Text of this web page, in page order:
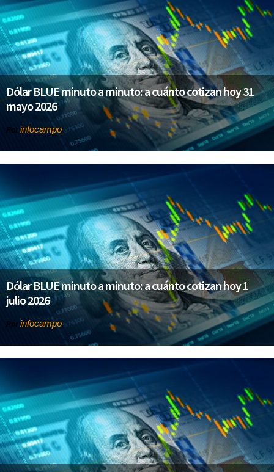
Dólar BLUE minuto a minuto: a cuánto cotizan hoy 31
mayo 2026
Por infocampo
Dólar BLUE minuto a minuto: a cuánto cotizan hoy 1
julio 2026
Por infocampo